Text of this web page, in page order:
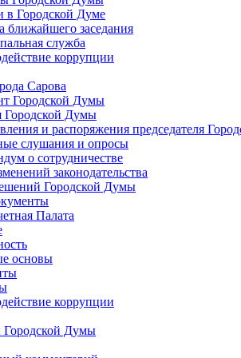
в Городской Думе
ближайшего заседания
служба
коррупции
Сарова
Городской Думы
Городской Думы
и распоряжения председателя
слушания и опросы
о сотрудничестве
законодательства
Городской Думы
Палата
основы
коррупции
Городской Думы